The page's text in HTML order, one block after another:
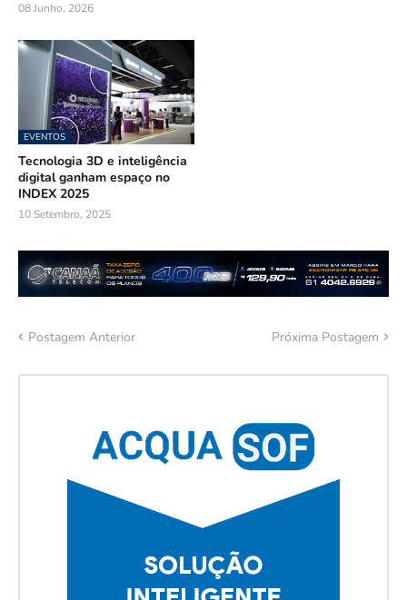
08 Junho, 2026
EVENTOS
Tecnologia 3D e inteligência
digital ganham espaço no
INDEX 2025
10 Setembro, 2025
Postagem Anterior Próxima Postagem